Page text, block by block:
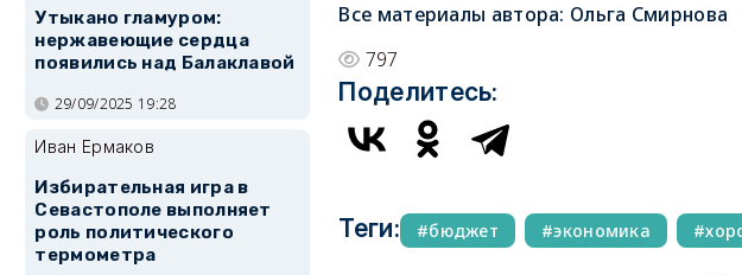
Все материалы автора: Ольга Смирнова
797
Поделитесь:
Теги: бюджет экономика
Утыкано гламуром:
нержавеющие сердца
появились над Балаклавой
29/09/2025 19:28
Иван Ермаков
Избирательная игра в
Севастополе выполняет
роль политического
термометра